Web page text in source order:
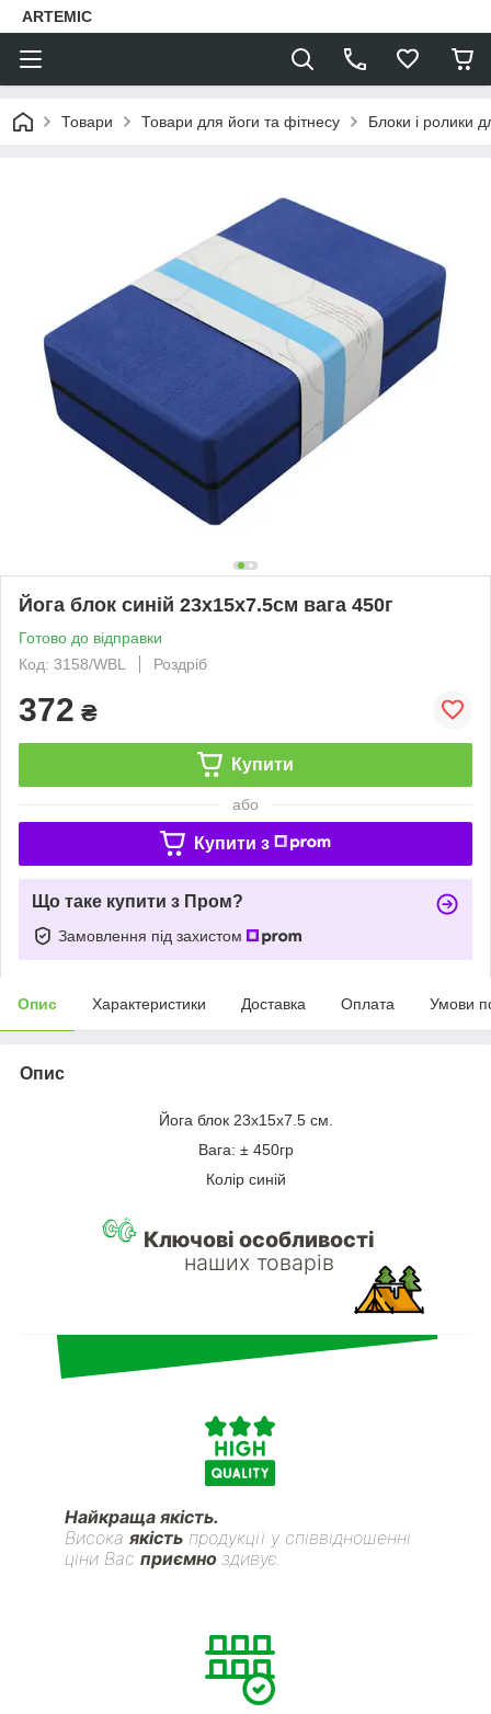
ARTEMIC
Товари Товари для йоги та фітнесу Блоки і ролики
Йога блок синій 23х15х7.5см вага 450г
Готово до відправки
Код: 3158/WBL
Роздріб
372 ₴
Купити
або
Купити з
Що таке купити з Пром?
Замовлення під захистом
Опис Характеристики Доставка Оплата Умови
Опис
Йога блок 23х15х7.5 см.
Вага: ± 450гр
Колір синій
Ключові особливості
наших товарів
Найкраща якість.
Висока якість продукції у співвідношенні
ціни Вас приємно здивує.